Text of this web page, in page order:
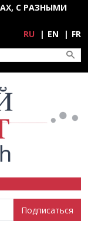
С РАЗНЫМИ
RU EN FR